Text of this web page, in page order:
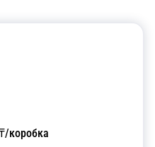
коробка